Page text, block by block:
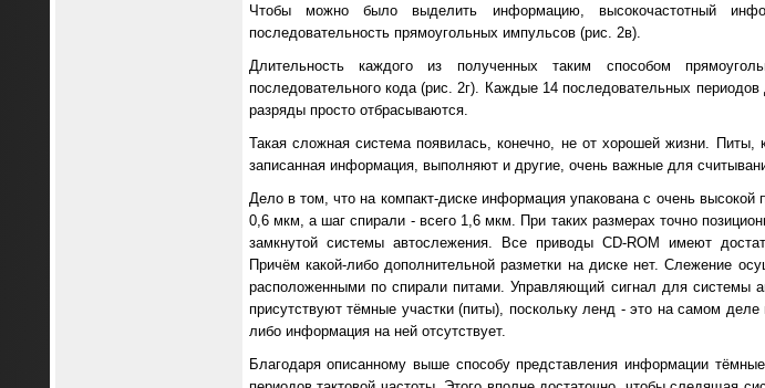
Чтобы можно было выделить информацию, высокочастотный
последовательность прямоугольных импульсов (рис. 2в).
Длительность каждого из полученных таким способом
последовательного кода (рис. 2г). Каждые 14 последовательных
разряды просто отбрасываются.
Такая сложная система появилась, конечно, не от хорошей жизни.
записанная информация, выполняют и другие, очень важные для
Дело в том, что на компакт-диске информация упакована с очень
0,6 мкм, а шаг спирали - всего 1,6 мкм. При таких размерах точно
замкнутой системы автослежения. Все приводы CD-ROM имеют
Причём какой-либо дополнительной разметки на диске нет. Слежение
расположенными по спирали питами. Управляющий сигнал для системы
присутствуют тёмные участки (питы), поскольку ленд - это на самом
либо информация на ней отсутствует.
Благодаря описанному выше способу представления информации